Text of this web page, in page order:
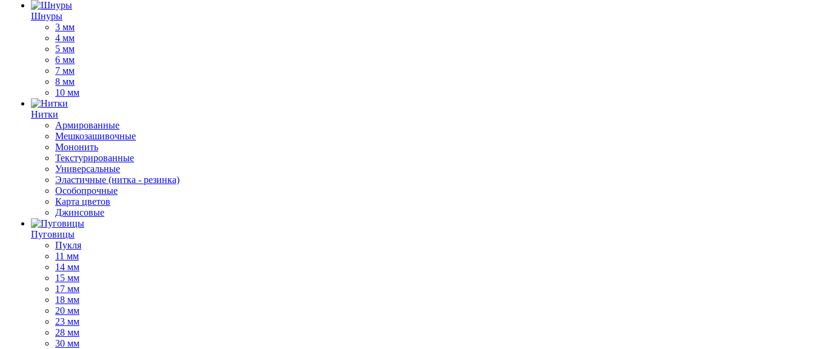
Шнуры
3 мм
4 мм
5 мм
6 мм
7 мм
8 мм
10 мм
Нитки
Армированные
Мешкозашивочные
Мононить
Текстурированные
Универсальные
Эластичные (нитка - резинка)
Особопрочные
Карта цветов
Джинсовые
Пуговицы
Пукля
11 мм
14 мм
15 мм
17 мм
18 мм
20 мм
23 мм
28 мм
30 мм